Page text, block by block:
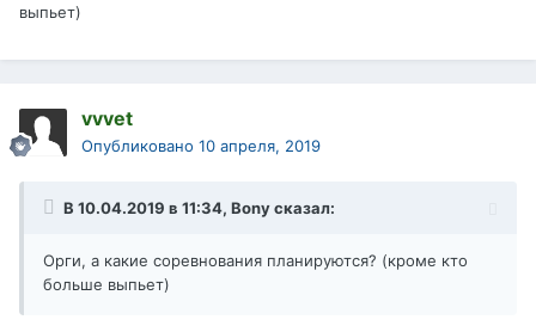
выпьет)
vvvet
Опубликовано 10 апреля, 2019
В 10.04.2019 в 11:34, Bonyсказал:
Орги, а какие соревнования планируются? (кроме кто
больше выпьет)